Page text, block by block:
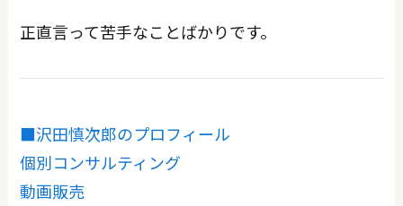
正直言って苦手なことばかりです。
■沢田慎次郎のプロフィール
個別コンサルティング
動画販売